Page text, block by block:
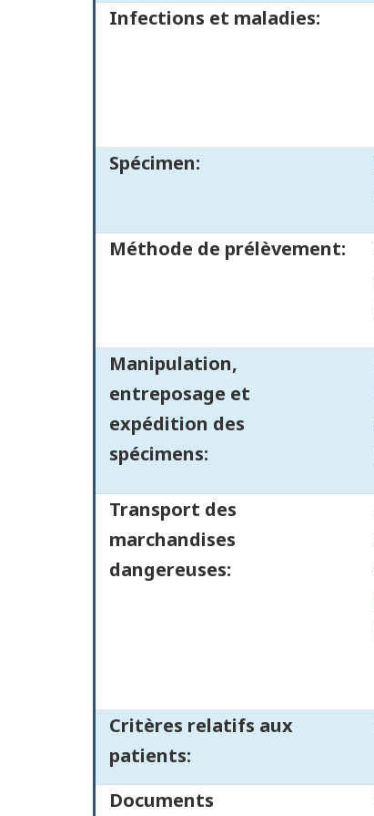
Infections et maladies:
Spécimen:
Méthode de prélèvement:
Manipulation,
entreposage et
expédition des
spécimens:
Transport des
marchandises
dangereuses:
Critères relatifs aux
patients:
Documents